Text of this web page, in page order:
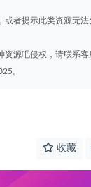
或者提示此类资源无
源吧侵权，请联系客
。
收藏